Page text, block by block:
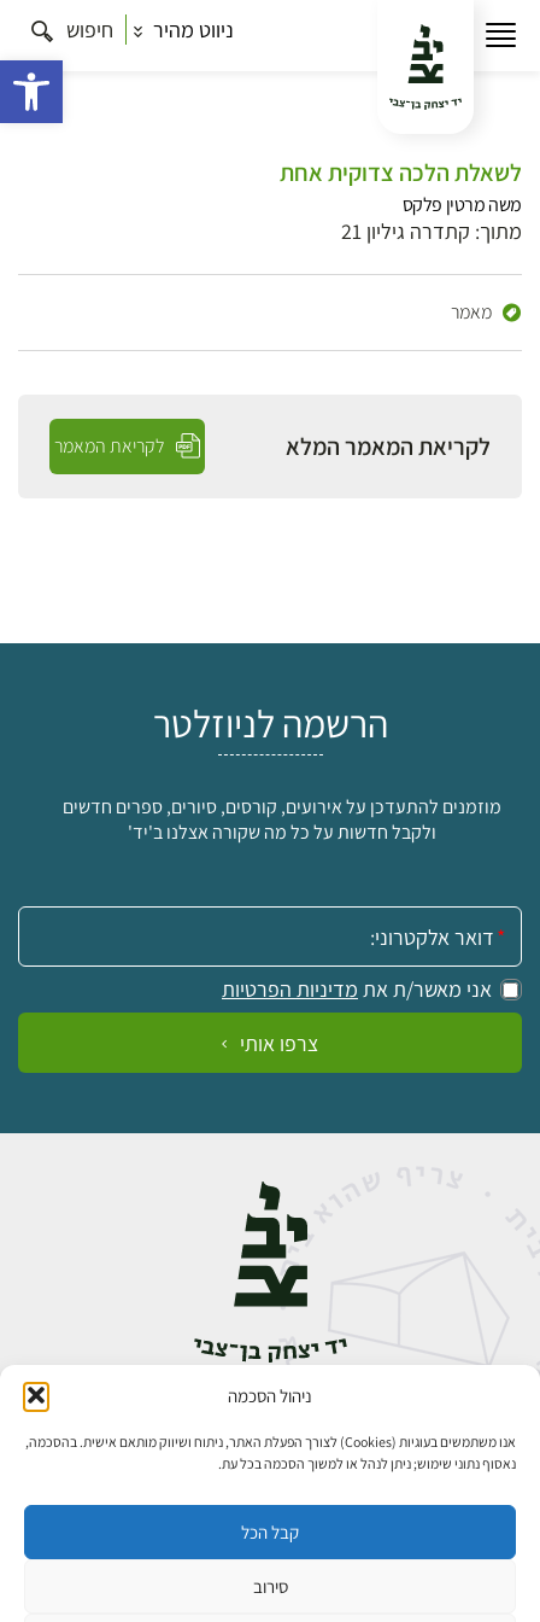
ניהול הסכמה
אנו משתמשים בעוגיות (Cookies) לצורך הפעלת האתר, ניתוח ושיווק מותאם אישית. בהסכמה,
נאסוף נתוני שימוש; ניתן לנהל או למשוך הסכמה בכל עת.
קבל הכל
סירוב
ניווט מהיר חיפוש
לשאלת הלכה צדוקית אחת
משה מרטין פלקס
מתוך: קתדרה גיליון 21
מאמר
לקריאת המאמר המלא לקריאת המאמר
הרשמה לניוזלטר
מוזמנים להתעדכן על אירועים, קורסים, סיורים, ספרים חדשים
ולקבל חדשות על כל מה שקורה אצלנו ב'יד'
אימייל:
אני מאשר/ת את מדיניות הפרטיות
צרפו אותי
אבן גבירול 14, רחביה, ירושלים